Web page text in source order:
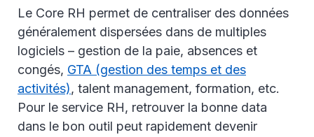
Le Core RH permet de centraliser des données
généralement dispersées dans de multiples
logiciels – gestion de la paie, absences et
congés, GTA (gestion des temps et des
activités), talent management, formation, etc.
Pour le service RH, retrouver la bonne data
dans le bon outil peut rapidement devenir